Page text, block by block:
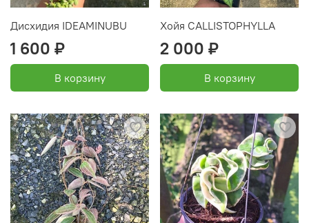
Дисхидия IDEAMINUBU
1 600 ₽
В корзину
Хойя CALLISTOPHYLLA
2 000 ₽
В корзину